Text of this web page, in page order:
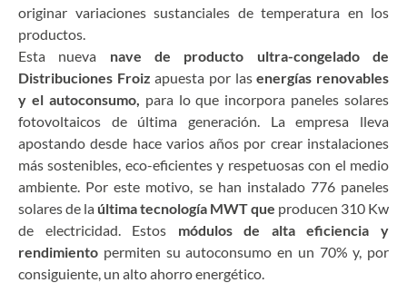
originar variaciones sustanciales de temperatura en los
productos.
Esta nueva nave de producto ultra-congelado de
Distribuciones Froizapuesta por lasenergías renovables
y el autoconsumo, para lo que incorpora paneles solares
fotovoltaicos de última generación. La empresa lleva
apostando desde hace varios años por crear instalaciones
más sostenibles, eco-eficientes y respetuosas con el medio
ambiente. Por este motivo, se han instalado 776 paneles
solares de la última tecnología MWT que producen 310 Kw
de electricidad. Estos módulos de alta eficiencia y
rendimiento permiten su autoconsumo en un 70% y, por
consiguiente, un alto ahorro energético.